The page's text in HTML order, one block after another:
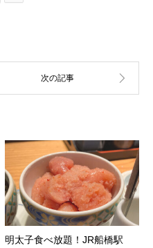
明太子食べ放題！JR船橋駅